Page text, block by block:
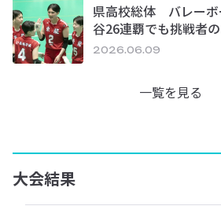
県高校総体 バレー
谷26連覇でも挑戦者
2026.06.09
一覧を見る
大会結果